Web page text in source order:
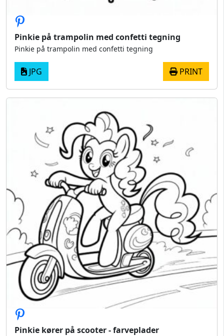
Pinkie på trampolin med confetti tegning
Pinkie på trampolin med confetti tegning
JPG PRINT
Pinkie kører på scooter - farveplader